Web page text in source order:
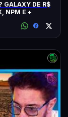
GALAXY DE R$
20 MIL? CHATGPT, GTA 6, SWITCH, SPACEX, NPM E +